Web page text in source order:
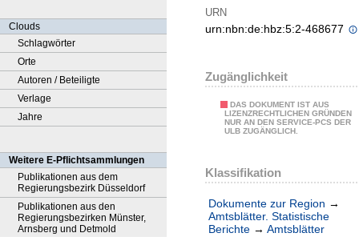
Clouds
Schlagwörter
Orte
Autoren / Beteiligte
Verlage
Jahre
Weitere E-Pflichtsammlungen
Publikationen aus dem
Regierungsbezirk Düsseldorf
Publikationen aus den
Regierungsbezirken Münster,
Arnsberg und Detmold
URN
urn:nbn:de:hbz:5:2-468677
Zugänglichkeit
DAS DOKUMENT IST AUS
LIZENZRECHTLICHEN GRÜNDEN
NUR AN DEN SERVICE-PCS DER
ULB ZUGÄNGLICH.
Klassifikation
Dokumente zur Region →
Amtsblätter. Statistische
Berichte → Amtsblätter